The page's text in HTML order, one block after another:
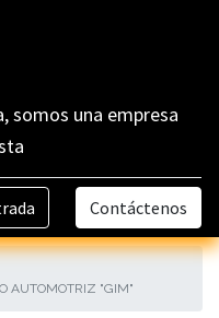
somos una empresa
Contáctenos
AUTOMOTRIZ "GIM"